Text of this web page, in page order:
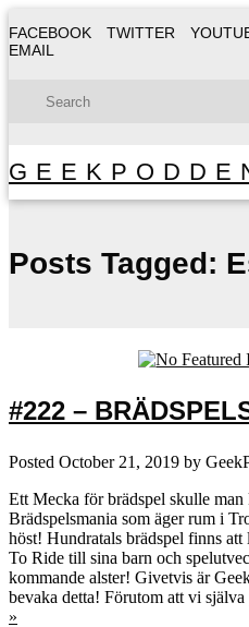
FACEBOOK TWITTER
EMAIL
Posts Tagged:
#222 –
Posted October 21, 2019 by
Ett Mecka för brädspel skulle man
Brädspelsmania som äger rum i
höst! Hundratals brädspel finns
To Ride till sina barn och
kommande alster! Givetvis är
bevaka detta! Förutom att vi
»